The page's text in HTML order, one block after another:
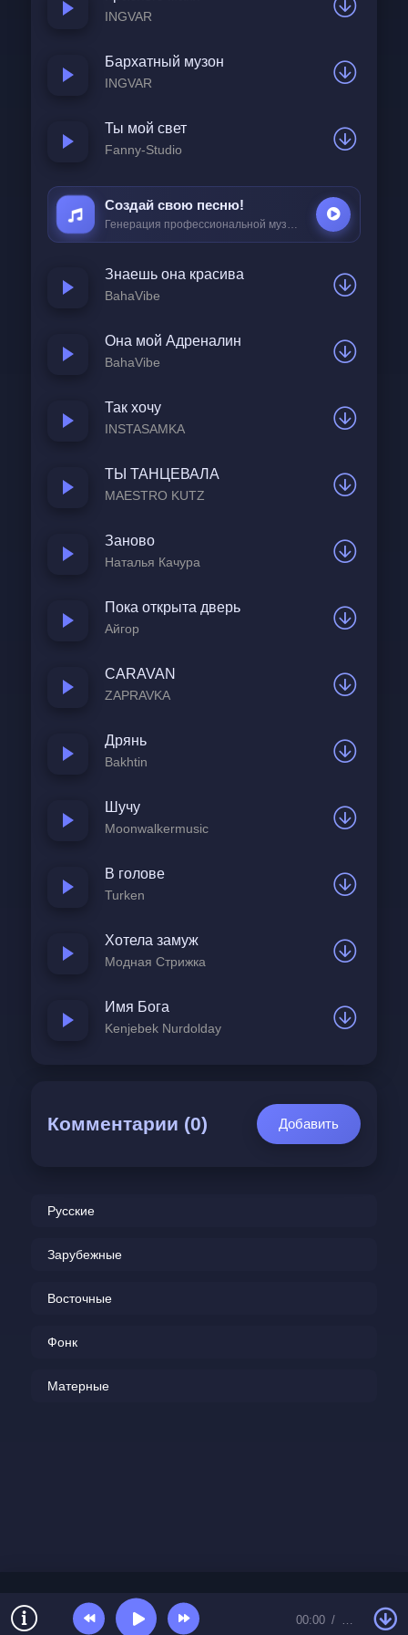
Тебе сняться полные залы по всей
А я знаю это по себе
INGVAR
Бархатный музон
INGVAR
Ты мой свет
Fanny-Studio
Создай свою песню!
Генерация профессиональной музыки всего за
Знаешь она красива
BahaVibe
Она мой Адреналин
BahaVibe
Так хочу
INSTASAMKA
ТЫ ТАНЦЕВАЛА
MAESTRO KUTZ
Заново
Наталья Качура
Пока открыта дверь
Айгор
CARAVAN
ZAPRAVKA
Дрянь
Bakhtin
Шучу
Moonwalkermusic
В голове
Turken
Хотела замуж
Модная Стрижка
Имя Бога
Kenjebek Nurdolday
Комментарии (0) Добавить
Русские
Зарубежные
Восточные
Фонк
Матерные
00:00